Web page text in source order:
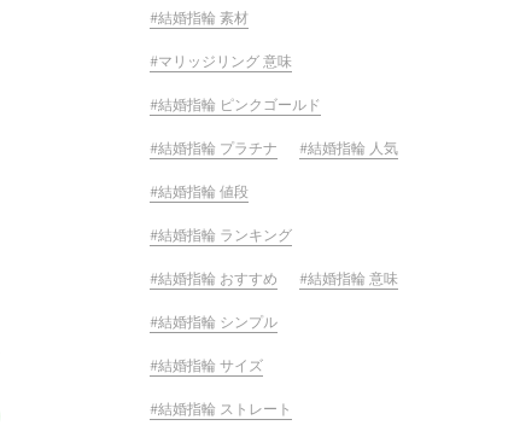
結婚指輪 素材
マリッジリング 意味
結婚指輪 ピンクゴールド
結婚指輪 プラチナ 結婚指輪 人気
結婚指輪 値段
結婚指輪 ランキング
結婚指輪 おすすめ 結婚指輪 意味
結婚指輪 シンプル
結婚指輪 サイズ
結婚指輪 ストレート